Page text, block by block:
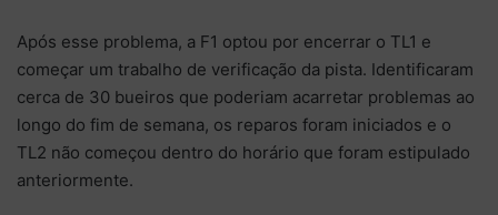
Após esse problema, a F1 optou por encerrar o TL1 e
começar um trabalho de verificação da pista. Identificaram
cerca de 30 bueiros que poderiam acarretar problemas ao
longo do fim de semana, os reparos foram iniciados e o
TL2 não começou dentro do horário que foram estipulado
anteriormente.